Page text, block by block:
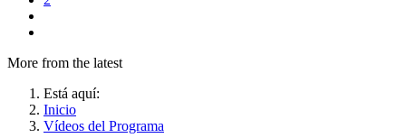
More from the latest
Está aquí:
Inicio
Vídeos del Programa